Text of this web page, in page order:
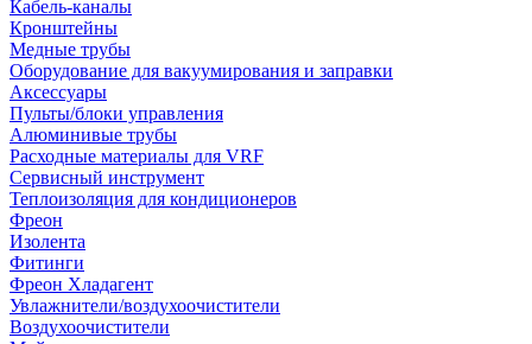
Кабель-каналы
Кронштейны
Медные трубы
Оборудование для вакуумирования и заправки
Аксессуары
Пульты/блоки управления
Алюминивые трубы
Расходные материалы для VRF
Сервисный инструмент
Теплоизоляция для кондиционеров
Фреон
Изолента
Фитинги
Фреон Хладагент
Увлажнители/воздухоочистители
Воздухоочистители